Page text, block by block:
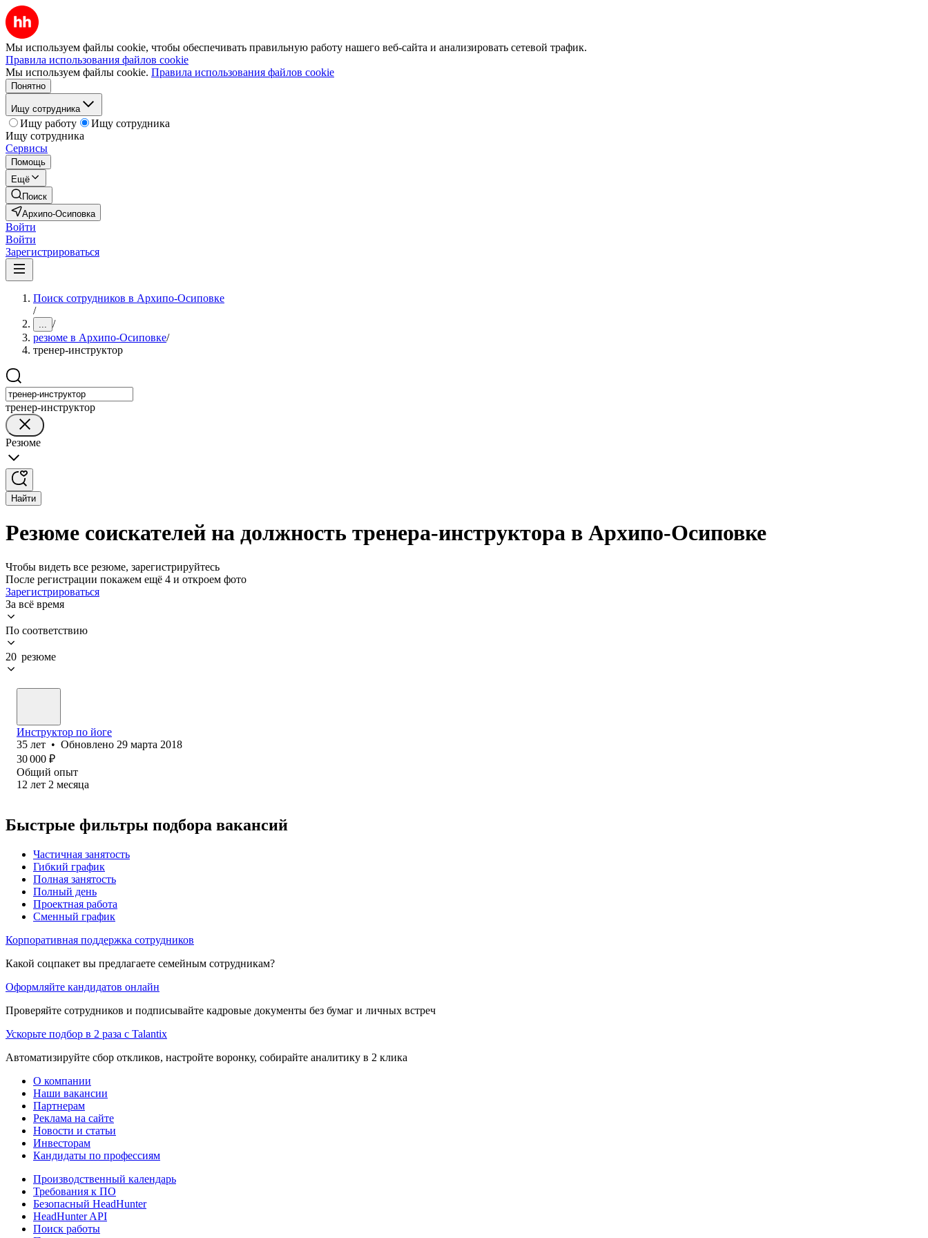
Мы используем файлы cookie, чтобы обеспечивать правильную работу нашего веб-сайта и анализировать сетевой трафик.
Правила использования файлов cookie
Мы используем файлы cookie. Правила использования файлов cookie
Понятно
Ищу сотрудника
Ищу работу
Ищу сотрудника
Ищу сотрудника
Сервисы
Помощь
Ещё
Поиск
Архипо-Осиповка
Войти
Войти
Зарегистрироваться
Поиск сотрудников в Архипо-Осиповке
/
... /
резюме в Архипо-Осиповке/
тренер-инструктор
тренер-инструктор
Резюме
Найти
Резюме соискателей на должность тренера-инструктора в Архипо-Осиповке
Чтобы видеть все резюме, зарегистрируйтесь
После регистрации покажем ещё 4 и откроем фото
Зарегистрироваться
За всё время
По соответствию
20 резюме
Инструктор по йоге
35 лет • Обновлено 29 марта 2018
30 000 ₽
Общий опыт
12 лет 2 месяца
Быстрые фильтры подбора вакансий
Частичная занятость
Гибкий график
Полная занятость
Полный день
Проектная работа
Сменный график
Корпоративная поддержка сотрудников
Какой соцпакет вы предлагаете семейным сотрудникам?
Оформляйте кандидатов онлайн
Проверяйте сотрудников и подписывайте кадровые документы без бумаг и личных встреч
Ускорьте подбор в 2 раза с Talantix
Автоматизируйте сбор откликов, настройте воронку, собирайте аналитику в 2 клика
О компании
Наши вакансии
Партнерам
Реклама на сайте
Новости и статьи
Инвесторам
Кандидаты по профессиям
Производственный календарь
Требования к ПО
Безопасный HeadHunter
HeadHunter API
Поиск работы